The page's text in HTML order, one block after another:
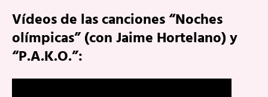
Vídeos de las canciones “Noches
olímpicas” (con Jaime Hortelano) y
“P.A.K.O.”: